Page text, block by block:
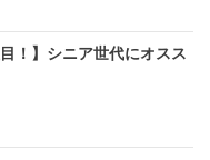
！】シニア世代にオスス